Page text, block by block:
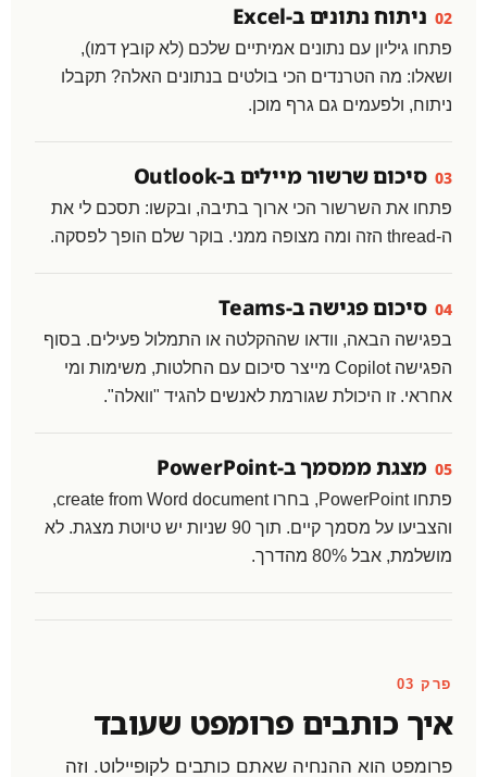
02 ניתוח נתונים ב-Excel
פתחו גיליון עם נתונים אמיתיים שלכם (לא קובץ דמו),
ושאלו: מה הטרנדים הכי בולטים בנתונים האלה? תקבלו
ניתוח, ולפעמים גם גרף מוכן.
03 סיכום שרשור מיילים ב-Outlook
פתחו את השרשור הכי ארוך בתיבה, ובקשו: תסכם לי את
ה-thread הזה ומה מצופה ממני. בוקר שלם הופך לפסקה.
04 סיכום פגישה ב-Teams
בפגישה הבאה, וודאו שההקלטה או התמלול פעילים. בסוף
הפגישה Copilot מייצר סיכום עם החלטות, משימות ומי
אחראי. זו היכולת שגורמת לאנשים להגיד "וואלה".
05 מצגת ממסמך ב-PowerPoint
פתחו PowerPoint, בחרו create from Word document,
והצביעו על מסמך קיים. תוך 90 שניות יש טיוטת מצגת. לא
מושלמת, אבל 80% מהדרך.
פרק 03
איך כותבים פרומפט שעובד
פרומפט הוא ההנחיה שאתם כותבים לקופיילוט. וזה